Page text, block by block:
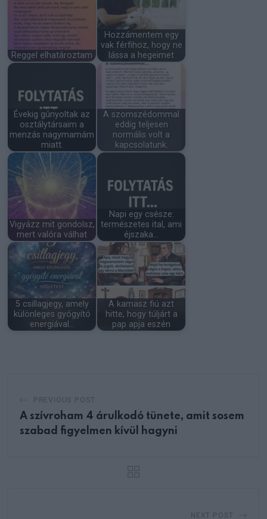
Reggel elhatároztam
Hozzámentem egy
vak férfihoz, hogy ne
lássa a hegeimet
Évekig gúnyoltak az
osztálytársaim a
menzás nagymamám
miatt.
A szomszédommal
eddig teljesen
normális volt a
kapcsolatunk.
Vigyázz mit gondolsz,
mert valóra válhat
Napi egy csésze:
természetes ital, ami
éjszaka…
5 csillagjegy, amely
különleges gyógyító
energiával…
A kamasz fiú azt
hitte, hogy túljárt a
pap apja eszén
A szívroham 4 árulkodó tünete, amit sosem
szabad figyelmen kívül hagyni